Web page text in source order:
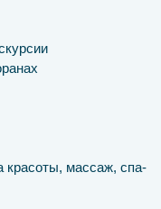
красоты, массаж, спа-